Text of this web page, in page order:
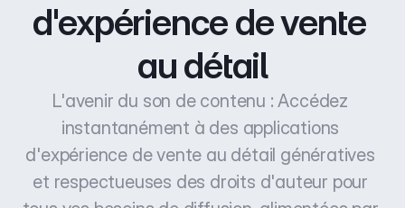
d'expérience de vente
au détail
L'avenir du son de contenu : Accédez
instantanément à des applications
d'expérience de vente au détail génératives
et respectueuses des droits d'auteur pour